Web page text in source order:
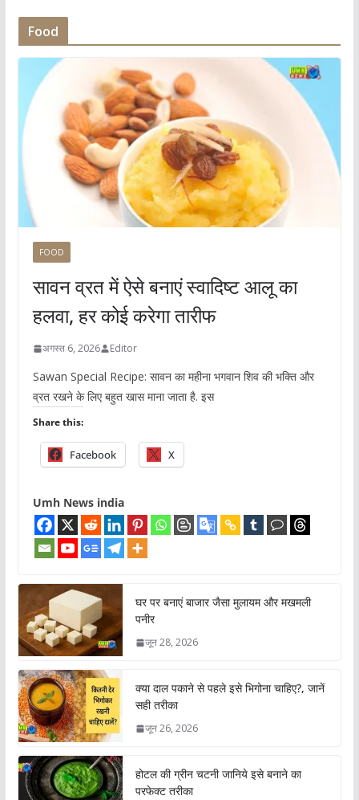
Food
FOOD
सावन व्रत में ऐसे बनाएं स्वादिष्ट आलू का
हलवा, हर कोई करेगा तारीफ
अगस्त 6, 2026 Editor
Sawan Special Recipe: सावन का महीना भगवान शिव की भक्ति और
व्रत रखने के लिए बहुत खास माना जाता है. इस
Share this:
Facebook X
Umh News india
घर पर बनाएं बाजार जैसा मुलायम और मखमली
पनीर
जून 28, 2026
क्या दाल पकाने से पहले इसे भिगोना चाहिए?, जानें
सही तरीका
जून 26, 2026
होटल की ग्रीन चटनी जानिये इसे बनाने का
परफेक्ट तरीका